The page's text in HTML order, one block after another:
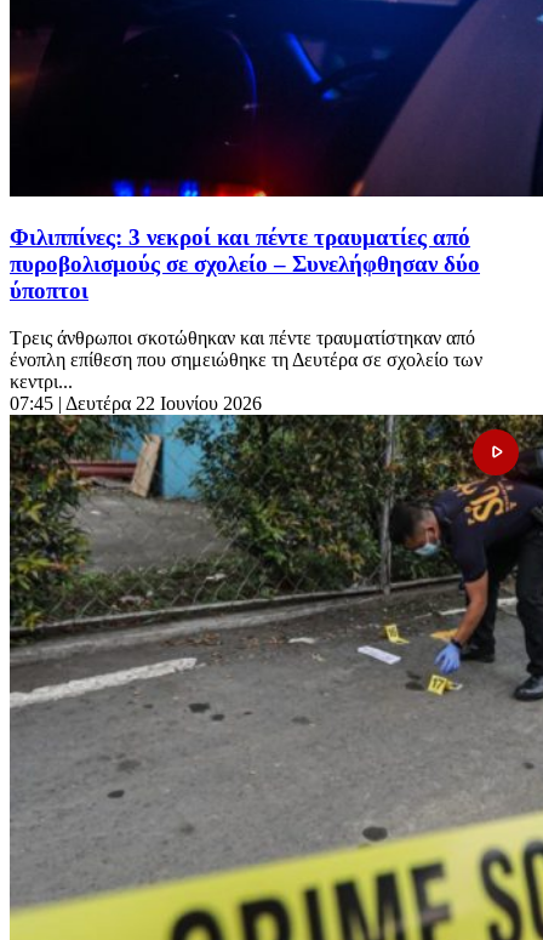
Φιλιππίνες: 3 νεκροί και πέντε τραυματίες από
πυροβολισμούς σε σχολείο – Συνελήφθησαν δύο
ύποπτοι
Τρεις άνθρωποι σκοτώθηκαν και πέντε τραυματίστηκαν από
ένοπλη επίθεση που σημειώθηκε τη Δευτέρα σε σχολείο των
κεντρι...
07:45 | Δευτέρα 22 Ιουνίου 2026